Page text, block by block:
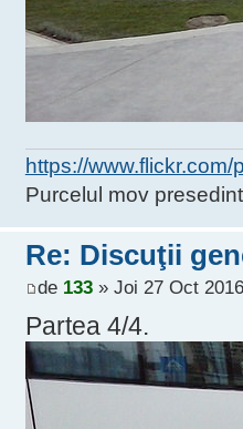
https://
Purcelul mov
Re: Discuţii
de 133» Joi 27 Oct
Partea 4/4.